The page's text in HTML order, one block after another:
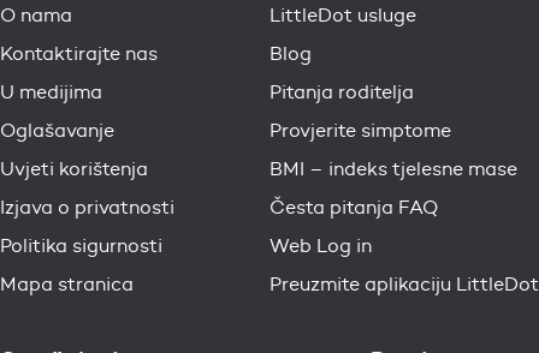
O nama
Kontaktirajte nas
U medijima
Oglašavanje
Uvjeti korištenja
Izjava o privatnosti
Politika sigurnosti
Mapa stranica
LittleDot usluge
Blog
Pitanja roditelja
Provjerite simptome
BMI – indeks tjelesne mase
Česta pitanja FAQ
Web Log in
Preuzmite aplikaciju LittleDot